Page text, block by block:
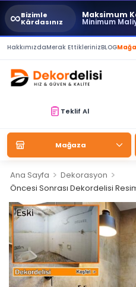
∞Bizimle
Kârdasınız
Maksimum
Minimum
HakkımızdaMerak EttiklerinizBLOG
Teklif Al
Mağaza
Ana Sayfa > Dekorasyon >
Öncesi Sonrası Dekordelisi